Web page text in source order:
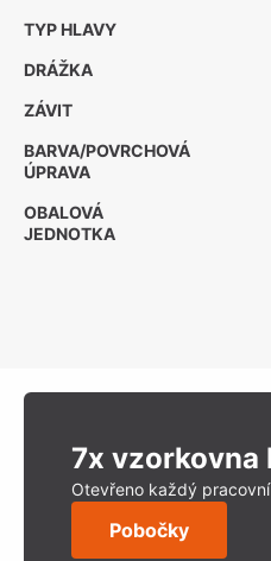
TYP HLAVY
DRÁŽKA
ZÁVIT
BARVA/POVRCHOVÁ
ÚPRAVA
OBALOVÁ
JEDNOTKA
7x vzorkovna
Otevřeno každý
Pobočky